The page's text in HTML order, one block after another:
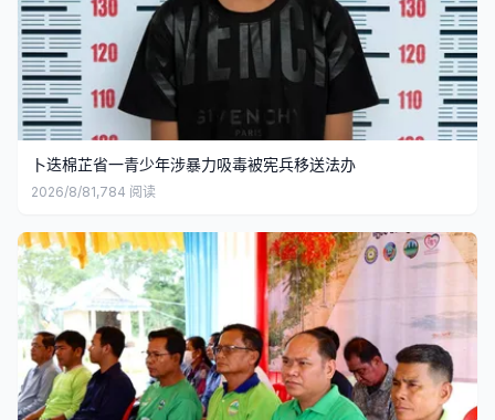
卜迭棉芷省一青少年涉暴力吸毒被宪兵移送法办
2026/8/81,784 阅读